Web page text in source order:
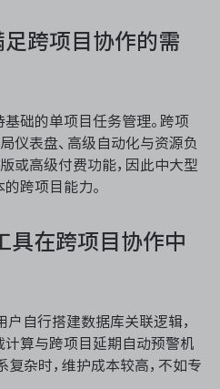
跨项目协作的需
础的单项目任务管理。跨项
仪表盘、高级自动化与资源负
或高级付费功能，因此中大型
跨项目能力。
具在跨项目协作中
自行搭建数据库关联逻辑，
算与跨项目延期自动预警机
复杂时，维护成本较高，不如专